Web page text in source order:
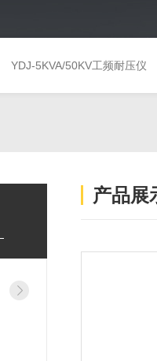
YDJ-5KVA/50KV工频耐压仪
产品展